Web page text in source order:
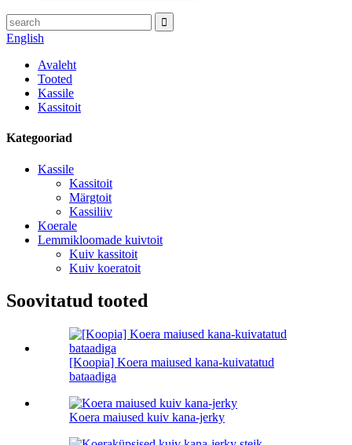
English
Avaleht
Tooted
Kassile
Kassitoit
Kategooriad
Kassile
Kassitoit
Märgtoit
Kassiliiv
Koerale
Lemmikloomade kuivtoit
Kuiv kassitoit
Kuiv koeratoit
Soovitatud tooted
[Koopia] Koera maiused kana-kuivatatud
bataadiga
Koera maiused kuiv kana-jerky